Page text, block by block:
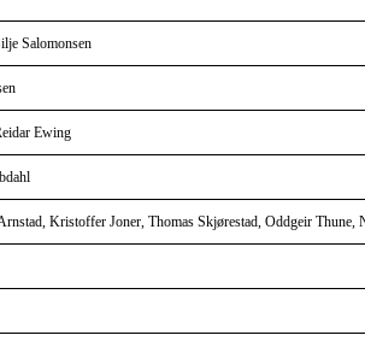
Salomonsen
Ewing
Kristoffer Joner, Thomas Skjørestad, Oddgeir Thune,